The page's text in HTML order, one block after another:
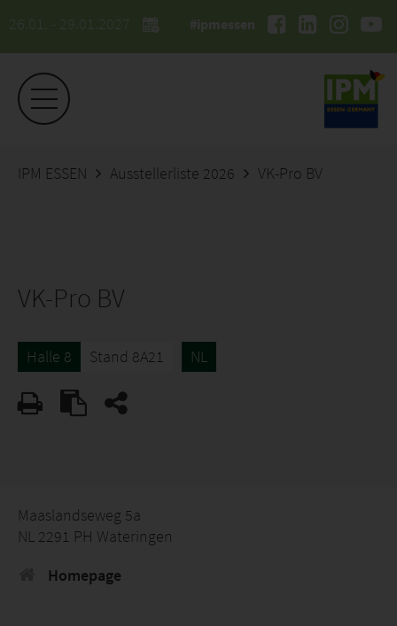
26.01. - 29.01.2027 #ipmessen
IPM ESSEN Ausstellerliste 2026 VK-Pro BV
VK-Pro BV
Halle 8 Stand 8A21 NL
Maaslandseweg 5a
NL 2291 PH Wateringen
Homepage